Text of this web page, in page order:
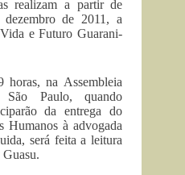
realizam a partir de
dezembro de 2011, a
e Futuro Guarani-
horas, na Assembleia
Paulo, quando
da entrega do
Humanos à advogada
será feita a leitura